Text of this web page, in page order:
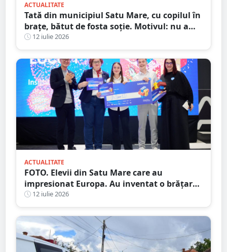
ACTUALITATE
Tată din municipiul Satu Mare, cu copilul în
brațe, bătut de fosta soție. Motivul: nu a
vrut să meargă în excursie
12 iulie 2026
ACTUALITATE
FOTO. Elevii din Satu Mare care au
impresionat Europa. Au inventat o brățară
inteligentă pentru colegii nevăzători
12 iulie 2026